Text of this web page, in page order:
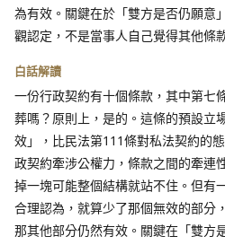
為有效。關鍵在於「雙方是否仍願意
觀認定，不是當事人自己覺得其他條
白話解讀
一份行政契約有十個條款，其中第七
葬嗎？原則上，是的。這條的預設立
效」，比民法第111條對私法契約的
政契約牽涉公權力，條款之間的牽連
掉一塊可能整個結構就站不住。但有
合理認為，就算少了那個無效的部分
那其他部分仍然有效。關鍵在「雙方